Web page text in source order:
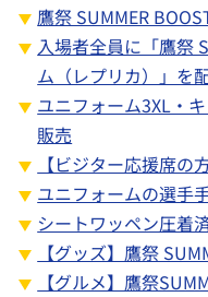
鷹祭 SUMMER
入場者全員に「鷹祭
ム（レプリカ）」を
ユニフォーム3XL・
販売
【ビジター応援席の
ユニフォームの選手
シートワッペン圧着
【グッズ】鷹祭
【グルメ】鷹祭